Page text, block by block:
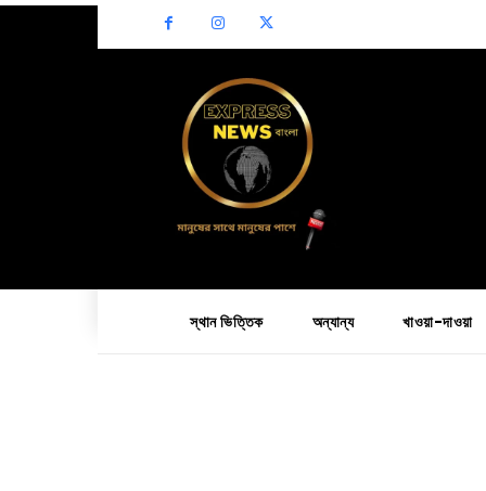
স্থান ভিত্তিক অন্যান্য খাওয়া-দাওয়া